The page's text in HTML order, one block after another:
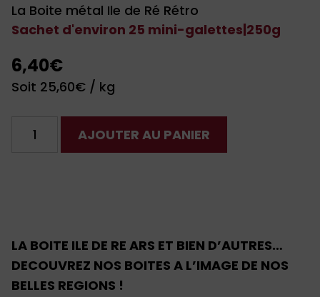
La Boite métal Ile de Ré Rétro
Sachet d'environ 25 mini-galettes|250g
6,40€
Soit 25,60€ / kg
Ars
AJOUTER AU PANIER
LA BOITE ILE DE RE ARS ET BIEN D’AUTRES…
DECOUVREZ NOS BOITES A L’IMAGE DE NOS
BELLES REGIONS !